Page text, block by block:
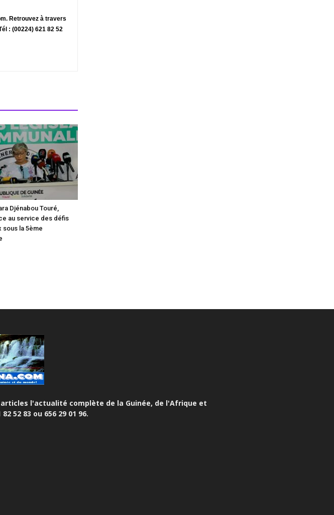
Retrouvez à travers
: (00224) 621 82 52
Djénabou Touré,
au service des défis
sous la 5ème
l'actualité complète de la Guinée, de l'Afrique et
52 83 ou 656 29 01 96.